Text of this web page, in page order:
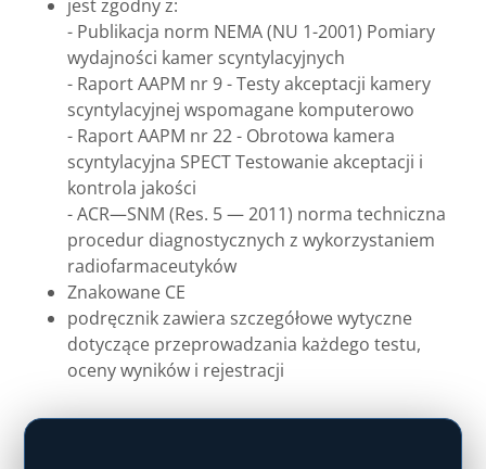
jest zgodny z:
- Publikacja norm NEMA (NU 1-2001) Pomiary
wydajności kamer scyntylacyjnych
- Raport AAPM nr 9 - Testy akceptacji kamery
scyntylacyjnej wspomagane komputerowo
- Raport AAPM nr 22 - Obrotowa kamera
scyntylacyjna SPECT Testowanie akceptacji i
kontrola jakości
- ACR—SNM (Res. 5 — 2011) norma techniczna
procedur diagnostycznych z wykorzystaniem
radiofarmaceutyków
Znakowane CE
podręcznik zawiera szczegółowe wytyczne
dotyczące przeprowadzania każdego testu,
oceny wyników i rejestracji